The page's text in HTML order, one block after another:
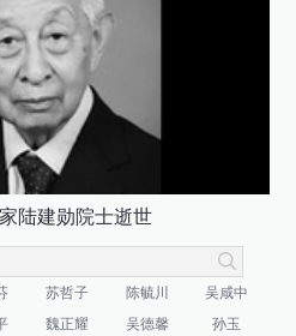
陆建勋院士逝世
苏哲子 陈毓川
吴咸中
魏正耀 吴德馨 孙玉